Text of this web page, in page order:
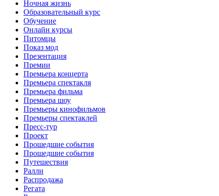
Ночная жизнь
Образовательный курс
Обучение
Онлайн курсы
Питомцы
Показ мод
Презентация
Премии
Премьера концерта
Премьера спектакля
Премьера фильма
Премьера шоу
Премьеры кинофильмов
Премьеры спектаклей
Пресс-тур
Проект
Прошедшие события
Прошедшие события
Путешествия
Ралли
Распродажа
Регата